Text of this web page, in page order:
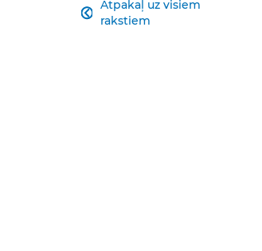
Atpakaļ uz visiem
rakstiem
